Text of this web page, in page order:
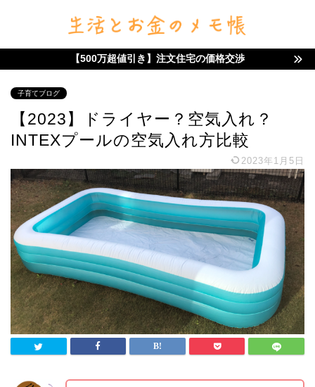
【500万超値引き】注文住宅の価格交渉
子育てブログ
【2023】ドライヤー？空気入れ？
INTEXプールの空気入れ方比較
2023年1月5日